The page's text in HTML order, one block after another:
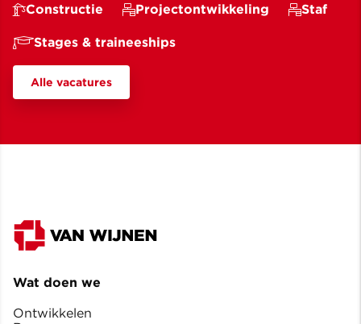
Constructie Projectontwikkeling Staf
Stages & traineeships
Alle vacatures
Wat doen we
Ontwikkelen